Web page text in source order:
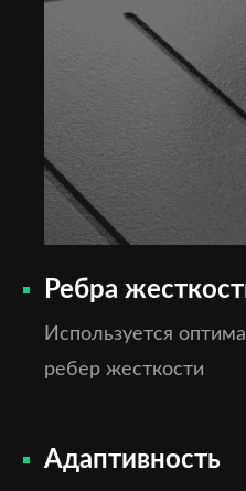
Ребра
Используется
ребер жесткости
Адаптивность